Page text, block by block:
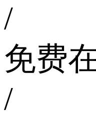
/
免费
/